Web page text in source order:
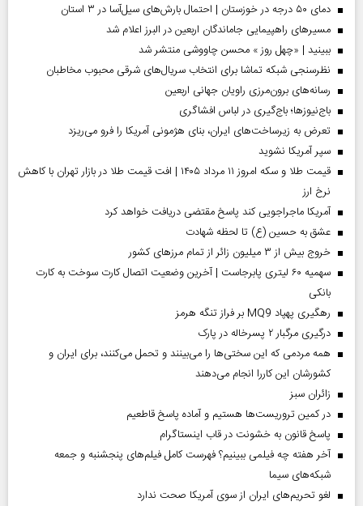
دمای ۵۰ درجه در خوزستان | احتمال بارش‌های سیل‌آسا در ۳ استان
مسیر‌های راهپیمایی جاماندگان اربعین در البرز اعلام شد
ببینید | «چهل روز » محسن چاووشی منتشر شد
نظرسنجی شبکه تماشا برای انتخاب سریال‌های شرقی محبوب مخاطبان
رسانه‌های برون‌مرزی راویان جهانی اربعین
باج‌نیوزها؛ باج‌گیری در لباس افشاگری
تعرض به زیرساخت‌های ایران، بنای هژمونی آمریکا را فرو می‌ریزد
سپر آمریکا نشوید
قیمت طلا و سکه امروز ۱۱ مرداد ۱۴۰۵ | افت قیمت طلا در بازار تهران با کاهش
نرخ ارز
آمریکا ماجراجویی کند پاسخ مقتضی دریافت خواهد کرد
عشق به حسین (ع) تا لحظه شهادت
خروج بیش از ۳ میلیون زائر از تمام مرز‌های کشور
سهمیه ۶۰ لیتری پابرجاست | آخرین وضعیت اتصال کارت سوخت به کارت
بانکی
رهگیری پهپاد MQ9 بر فراز تنگه هرمز
درگیری مرگبار ۲ پسرخاله در پارک
همه مردمی که این سختی‌ها را می‌بینند و تحمل می‌کنند، برای ایران و
کشورشان این کاررا انجام می‌دهند
‌زائران سبز
در کمین تروریست‌ها هستیم و آماده پاسخ قاطعیم
پاسخ قانون به خشونت در قاب اینستاگرام
آخر هفته چه فیلمی ببینیم؟ فهرست کامل فیلم‌های پنجشنبه و جمعه
شبکه‌های سیما
لغو تحریم‌های ایران از سوی آمریکا صحت ندارد